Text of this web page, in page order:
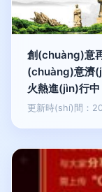
創(chuàng)意再
(chuàng)意濟
火熱進(jìn)行中
更新時(shí)間：